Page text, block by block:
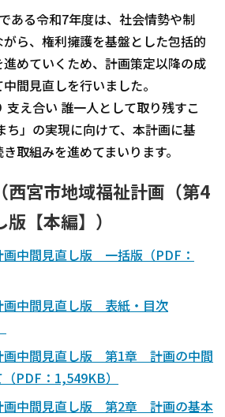
ある令和7年度は、社会情勢や制
ら、権利擁護を基盤とした包括的
めていくため、計画策定以降の成
間見直しを行いました。
支え合い 誰一人として取り残すこ
ち」の実現に向けて、本計画に基
取組みを進めてまいります。
西宮市地域福祉計画（第4
【本編】）
画中間見直し版 一括版（PDF：
画中間見直し版 表紙・目次
画中間見直し版 第1章 計画の中間
PDF：1,549KB）
画中間見直し版 第2章 計画の基本